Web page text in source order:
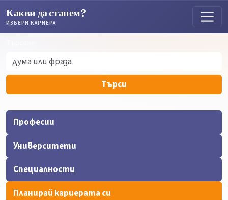
Какви да станем?
ИЗБЕРИ КАРИЕРА
Търси
Професии
Университети
Специалности
Планирай кариерата си